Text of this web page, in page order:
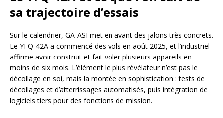
sa trajectoire d’essais
Sur le calendrier, GA-ASI met en avant des jalons très concrets.
Le YFQ-42A a commencé des vols en août 2025, et l’industriel
affirme avoir construit et fait voler plusieurs appareils en
moins de six mois. L’élément le plus révélateur n’est pas le
décollage en soi, mais la montée en sophistication : tests de
décollages et d’atterrissages automatisés, puis intégration de
logiciels tiers pour des fonctions de mission.